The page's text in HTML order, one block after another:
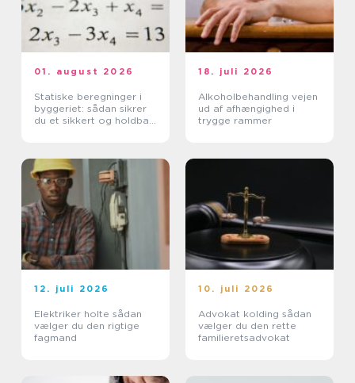
01. august 2026
Statiske beregninger i
byggeriet: sådan sikrer
du et sikkert og holdbart
18. juli 2026
Alkoholbehandling vejen
ud af afhængighed i
trygge rammer
12. juli 2026
Elektriker holte sådan
vælger du den rigtige
fagmand
10. juli 2026
Advokat kolding sådan
vælger du den rette
familieretsadvokat